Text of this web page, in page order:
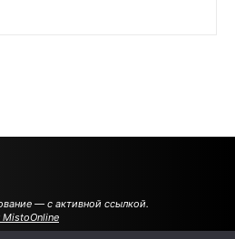
— с активной ссылкой.
MistoOnline